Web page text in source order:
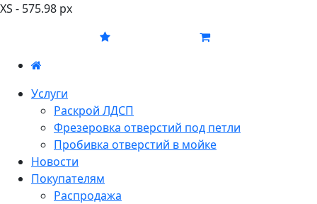
XS - 575.98 px
Услуги
Раскрой ЛДСП
Фрезеровка отверстий под петли
Пробивка отверстий в мойке
Новости
Покупателям
Распродажа